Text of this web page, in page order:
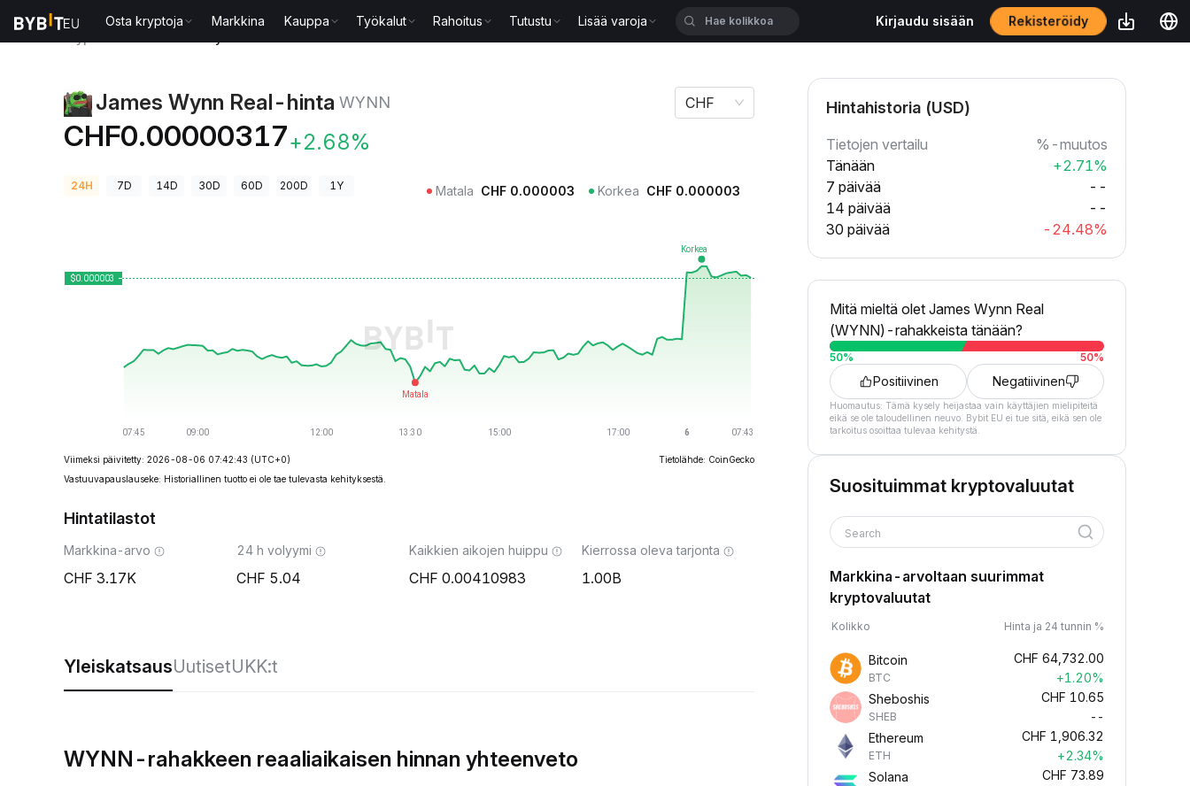
Osta kryptoja Markkina Kauppa Työkalut Rahoitus Tutustu Lisää varoja Kirjaudu sisään Rekisteröidy
James Wynn Real-hinta WYNN
CHF0.00000317+2.68%
CHF
24H 7D 14D 30D 60D 200D 1Y Matala CHF 0.000003 Korkea CHF 0.000003
Viimeksi päivitetty: 2026-08-06 07:42:43 (UTC+0)
Tietolähde: CoinGecko
Vastuuvapauslauseke: Historiallinen tuotto ei ole tae tulevasta kehityksestä.
Hintatilastot
Markkina-arvo
3.17K
24 h volyymi
5.04
Kaikkien aikojen huippu
0.00410983
Kierrossa oleva tarjonta
1.00B
YleiskatsausUutisetUKK:t
WYNN-rahakkeen reaaliaikaisen hinnan yhteenveto
Hintahistoria (USD)
Tietojen vertailu
%-muutos
Tänään
+2.71%
7 päivää
--
14 päivää
--
30 päivää
-24.48%
Mitä mieltä olet James Wynn Real
(WYNN)-rahakkeista tänään?
50% 50%
Positiivinen Negatiivinen
Huomautus: Tämä kysely heijastaa vain käyttäjien mielipiteitä
eikä se ole taloudellinen neuvo. Bybit EU ei tue sitä, eikä sen ole
tarkoitus osoittaa tulevaa kehitystä.
Suosituimmat kryptovaluutat
Search
Markkina-arvoltaan suurimmat
kryptovaluutat
Kolikko Hinta ja 24 tunnin %
Bitcoin
BTC
CHF 64,732.00
+1.20%
Sheboshis
SHEB
CHF 10.65
--
Ethereum
ETH
CHF 1,906.32
+2.34%
Solana
CHF 73.89